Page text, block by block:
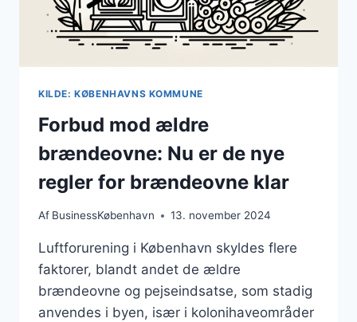
KILDE: KØBENHAVNS KOMMUNE
Forbud mod ældre
brændeovne: Nu er de nye
regler for brændeovne klar
Af BusinessKøbenhavn 13. november 2024
Luftforurening i København skyldes flere
faktorer, blandt andet de ældre
brændeovne og pejseindsatse, som stadig
anvendes i byen, især i kolonihaveområder